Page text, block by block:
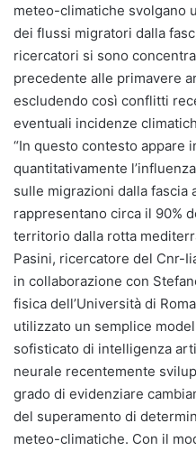
meteo-climatiche svolgano
dei flussi migratori dalla
ricercatori si sono
precedente alle primavere
escludendo così conflitti
eventuali incidenze
“In questo contesto appare
quantitativamente
sulle migrazioni dalla fascia
rappresentano circa il 90%
territorio dalla rotta
Pasini, ricercatore del Cnr-
in collaborazione con
fisica dell’Università di
utilizzato un semplice
sofisticato di intelligenza
neurale recentemente
grado di evidenziare
del superamento di
meteo-climatiche. Con il